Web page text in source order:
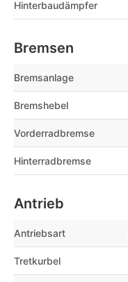
Hinterbaudämpfer
Bremsen
Bremsanlage
Bremshebel
Vorderradbremse
Hinterradbremse
Antrieb
Antriebsart
Tretkurbel